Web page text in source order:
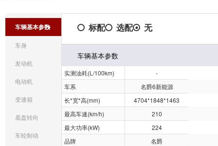
车辆基本参数
车身
发动机
电动机
变速箱
底盘转向
车轮制动
标配 选配 无
车辆基本参数
实测油耗(L/100km)
-
车系
名爵6新能源
长*宽*高(mm)
4704*1848*1463
最高车速(km/h)
210
最大功率(kW)
224
品牌
名爵